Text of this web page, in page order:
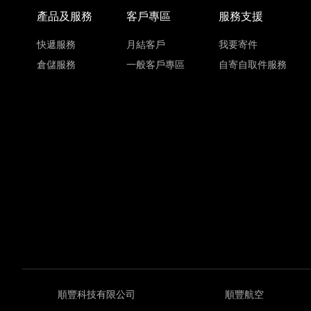
產品及服務
快遞服務
倉儲服務
客戶專區
月結客戶
一般客戶專區
服務支援
我要寄件
自寄自取件服務
順豐科技有限公司 順豐航空